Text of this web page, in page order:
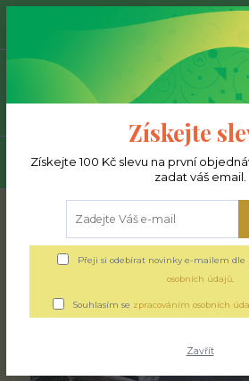
+420 777 293 392
Získejte
Získejte 100 Kč slevu na první
zadat váš email.
Přeji si odebírat novinky e-mailem dle
osobních údajů.
Souhlasím se zpracováním osobních
Zavřít